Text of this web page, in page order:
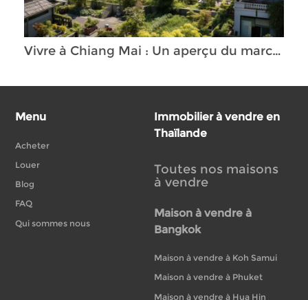
Vivre à Chiang Mai : Un aperçu du marché immobilier
Menu
Acheter
Louer
Blog
FAQ
Qui sommes nous
Immobilier à vendre en
Thaïlande
Toutes nos maisons
à vendre
Maison à vendre à
Bangkok
Maison à vendre à Koh Samui
Maison à vendre à Phuket
Maison à vendre à Hua Hin